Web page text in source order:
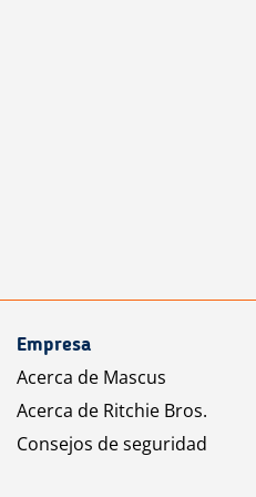
Empresa
Acerca de Mascus
Acerca de Ritchie Bros.
Consejos de seguridad